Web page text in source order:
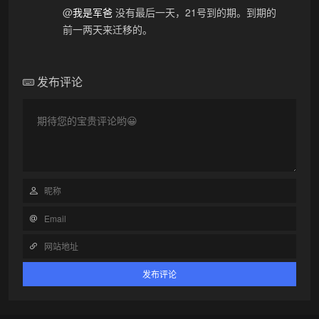
@我是军爸 没有最后一天，21号到的期。到期的
前一两天来迁移的。
发布评论